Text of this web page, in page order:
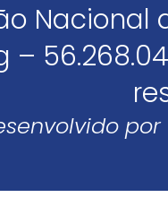
Nacional
–
por